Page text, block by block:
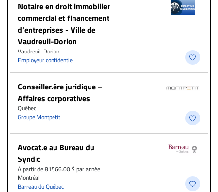
Notaire en droit immobilier
commercial et financement
d’entreprises - Ville de
Vaudreuil-Dorion
Vaudreuil-Dorion
Employeur confidentiel
Conseiller.ère juridique –
Affaires corporatives
Québec
Groupe Montpetit
Avocat.e au Bureau du
Syndic
À partir de 81566.00 $ par année
Montréal
Barreau du Québec